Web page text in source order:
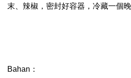
末、辣椒，密封好容器，冷藏一個晚
Bahan：